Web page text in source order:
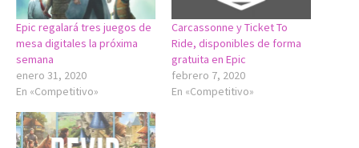
Epic regalará tres juegos de
mesa digitales la próxima
semana
enero 31, 2020
En «Competitivo»
Carcassonne y Ticket To
Ride, disponibles de forma
gratuita en Epic
febrero 7, 2020
En «Competitivo»